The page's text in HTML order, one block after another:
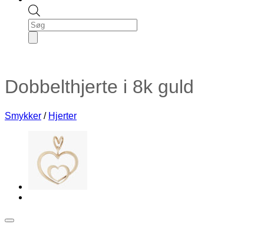
Products
search
Dobbelthjerte i 8k guld
Smykker / Hjerter